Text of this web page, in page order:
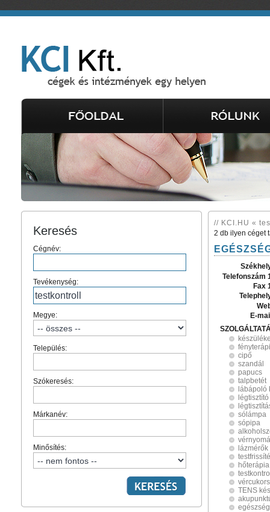
Keresés
Cégnév:
Tevékenység:
Megye:
Település:
Szókeresés:
Márkanév:
Minősítés:
// KCI.HU «
2 db ilyen céget
Telefonszám
Fax
E-
cipő
szandál
papucs
talpbetét
lábápoló
sólámpa
sópipa
lázmérők
hőterápia
TENS